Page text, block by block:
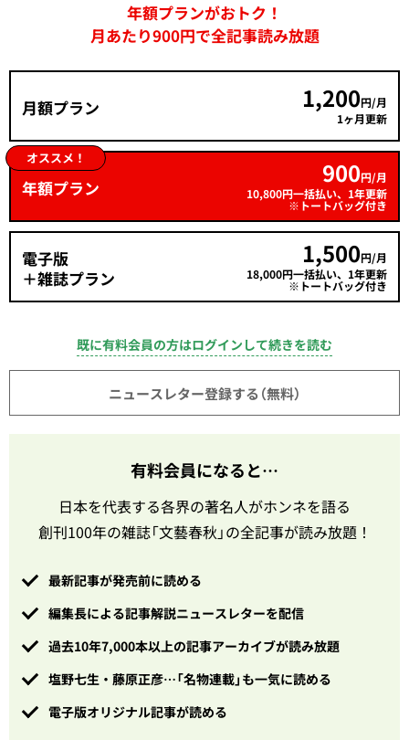
年額プランがおトク！
月あたり900円で全記事読み放題
月額プラン 1,200円/月
1ヶ月更新
オススメ！
年額プラン 900円/月
10,800円一括払い、1年更新
※トートバッグ付き
電子版
＋雑誌プラン
1,500円/月
18,000円一括払い、1年更新
※トートバッグ付き
既に有料会員の方はログインして続きを読む
ニュースレター登録する（無料）
有料会員になると…
日本を代表する各界の著名人がホンネを語る
創刊100年の雑誌「文藝春秋」の全記事が読み放題！
最新記事が発売前に読める
編集長による記事解説ニュースレターを配信
過去10年7,000本以上の記事アーカイブが読み放題
塩野七生・藤原正彦…「名物連載」も一気に読める
電子版オリジナル記事が読める